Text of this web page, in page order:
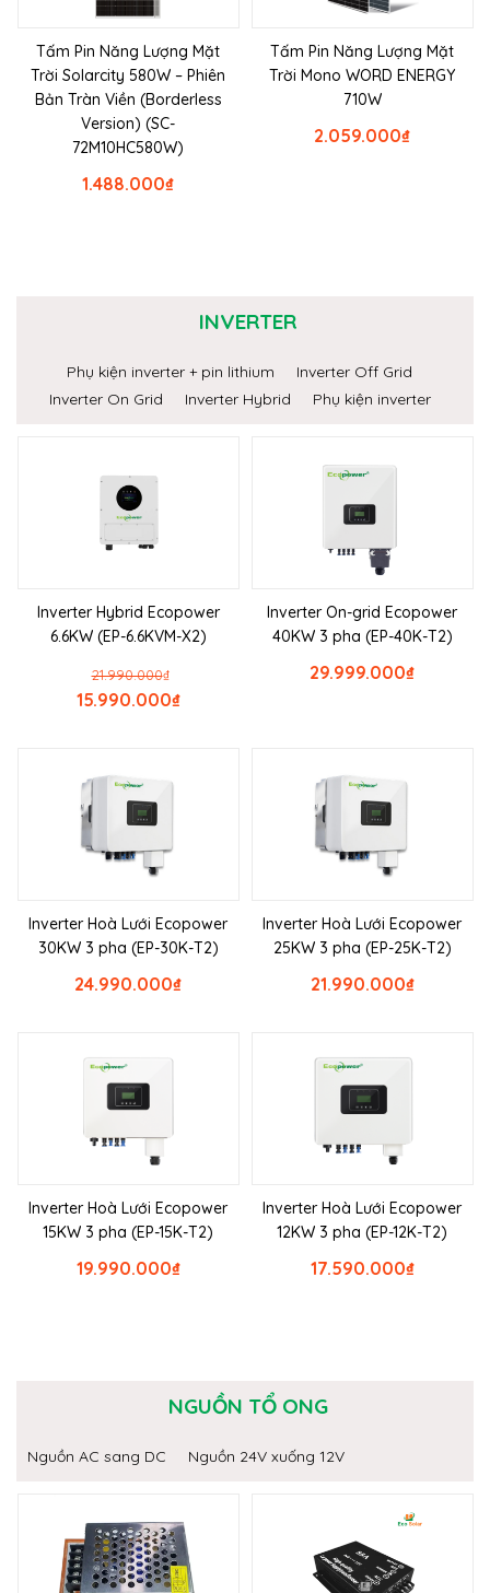
Tấm Pin Năng Lượng Mặt
Trời Solarcity 580W – Phiên
Bản Tràn Viền (Borderless
Version) (SC-
72M10HC580W)
₫
1.488.000
Tấm Pin Năng Lượng Mặt
Trời Mono WORD ENERGY
710W
₫
2.059.000
INVERTER
Phụ kiện inverter + pin lithium
Inverter Off Grid
Inverter On Grid
Inverter Hybrid Phụ kiện inverter
Inverter Hybrid Ecopower
6.6KW (EP-6.6KVM-X2)
₫
21.990.000
₫
15.990.000
Inverter On-grid Ecopower
40KW 3 pha (EP-40K-T2)
₫
29.999.000
Inverter Hoà Lưới Ecopower
30KW 3 pha (EP-30K-T2)
₫
24.990.000
Inverter Hoà Lưới Ecopower
25KW 3 pha (EP-25K-T2)
₫
21.990.000
Inverter Hoà Lưới Ecopower
15KW 3 pha (EP-15K-T2)
₫
19.990.000
Inverter Hoà Lưới Ecopower
12KW 3 pha (EP-12K-T2)
₫
17.590.000
NGUỒN TỔ ONG
Nguồn AC sang DC Nguồn 24V xuống 12V